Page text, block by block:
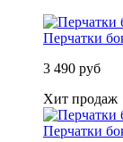
Перчатки
3 490 руб
Хит продаж
Перчатки